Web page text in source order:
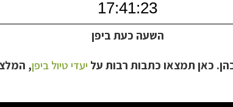
השעה כעת ביפן
כאן תמצאו כתבות רבות על יעדי טיול ביפן,